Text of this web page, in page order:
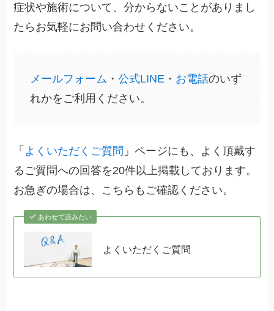
症状や施術について、分からないことがありまし
たらお気軽にお問い合わせください。
メールフォーム ・公式LINE ・ お電話のいず
れかをご利用ください。
「 よくいただくご質問 」ページにも、よく頂戴す
るご質問への回答を20件以上掲載しております。
お急ぎの場合は、こちらもご確認ください。
あわせて読みたい
よくいただくご質問